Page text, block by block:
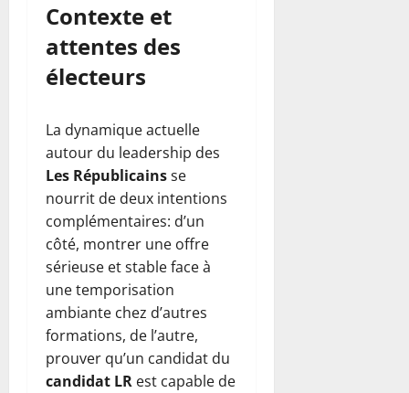
Contexte et
attentes des
électeurs
La dynamique actuelle
autour du leadership des
Les Républicainsse
nourrit de deux intentions
complémentaires: d’un
côté, montrer une offre
sérieuse et stable face à
une temporisation
ambiante chez d’autres
formations, de l’autre,
prouver qu’un candidat du
candidat LR est capable de